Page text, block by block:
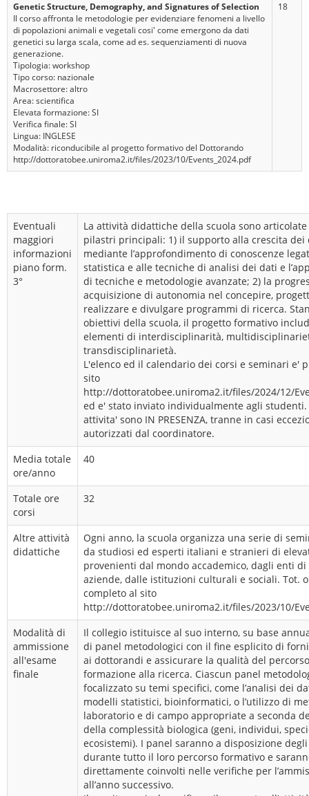
Genetic Structure, Demography, and Signatures of Selection
Il corso affronta le metodologie per evidenziare fenomeni a livello
di popolazioni animali e vegetali cosi' come emergono da dati
genetici su larga scala, come ad es. sequenziamenti di nuova
generazione.
Tipologia: workshop
Tipo corso: nazionale
Macrosettore: altro
Area: scientifica
Elevata formazione: SI
Verifica finale: SI
Lingua: INGLESE
Modalità: riconducibile al progetto formativo del Dottorando
http://dottoratobee.uniroma2.it/files/2023/10/Events_2024.pdf
18
Eventuali
maggiori
informazioni
piano form.
3°
La attività didattiche della scuola sono
pilastri principali: 1) il supporto alla crescita dei
mediante l’approfondimento di conoscenze
statistica e alle tecniche di analisi dei dati e
di tecniche e metodologie avanzate; 2) la
acquisizione di autonomia nel concepire,
realizzare e divulgare programmi di ricerca.
obiettivi della scuola, il progetto formativo
elementi di interdisciplinarità,
transdisciplinarietà.
L'elenco ed il calendario dei corsi e seminari e'
sito
http://dottoratobee.uniroma2.it/files/2024/12/
ed e' stato inviato individualmente agli
attivita' sono IN PRESENZA, tranne in casi
autorizzati dal coordinatore.
Media totale
ore/anno
40
Totale ore
corsi
32
Altre attività
didattiche
Ogni anno, la scuola organizza una serie di
da studiosi ed esperti italiani e stranieri di
provenienti dal mondo accademico, dagli enti
aziende, dalle istituzioni culturali e sociali. Tot.
completo al sito
http://dottoratobee.uniroma2.it/files/2023/10/
Modalità di
ammissione
all'esame
finale
Il collegio istituisce al suo interno, su base
di panel metodologici con il fine esplicito di
ai dottorandi e assicurare la qualità del
formazione alla ricerca. Ciascun panel
focalizzato su temi specifici, come l’analisi dei
modelli statistici, bioinformatici, o l’utilizzo di
laboratorio e di campo appropriate a seconda
della complessità biologica (geni, individui,
ecosistemi). I panel saranno a disposizione
durante tutto il loro percorso formativo e
direttamente coinvolti nelle verifiche per
all’anno successivo.